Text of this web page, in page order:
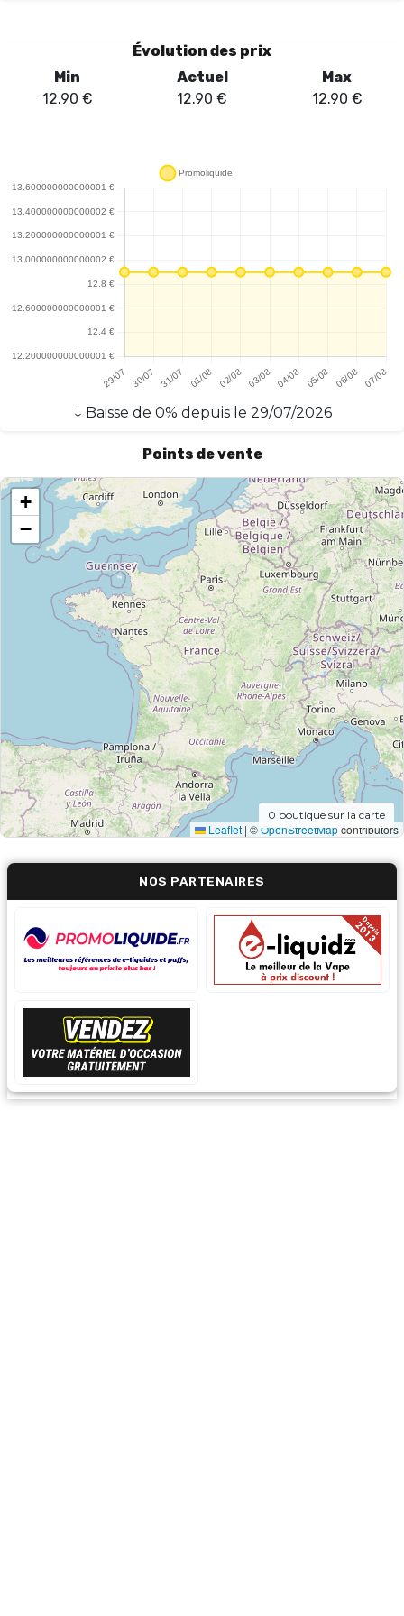
Évolution des prix
Min
12.90 €
Actuel
12.90 €
Max
12.90 €
↓ Baisse de 0% depuis le 29/07/2026
Points de vente
+
−
Leaflet | ©OpenStreetMapcontributors
0 boutique sur la carte
NOS PARTENAIRES